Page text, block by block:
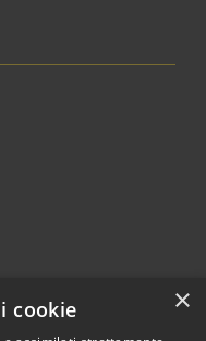
×
cookie